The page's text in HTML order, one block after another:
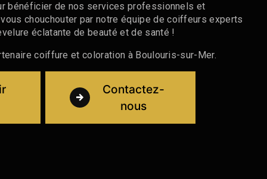
bénéficier de nos services professionnels et
chouchouter par notre équipe de coiffeurs experts
éclatante de beauté et de santé !
coiffure et coloration à Boulouris-sur-Mer.
Contactez-
nous